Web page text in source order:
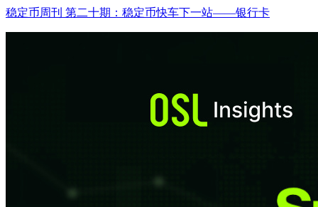
稳定币周刊 第二十期：稳定币快车下一站——银行卡